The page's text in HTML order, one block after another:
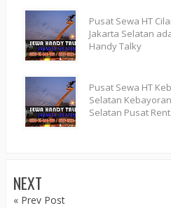
Pusat Sewa HT
Jakarta Selatan
Handy Talky
Pusat Sewa HT
Selatan
Selatan Pusat
NEXT
« Prev Post